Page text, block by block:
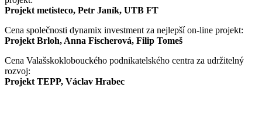
Projekt metisteco, Petr Janík, UTB FT
Cena společnosti dynamix investment za nejlepší on-line projekt:
Projekt Brloh, Anna Fischerová, Filip Tomeš
Cena Valašskoklobouckého podnikatelského centra za udržitelný
rozvoj:
Projekt TEPP, Václav Hrabec